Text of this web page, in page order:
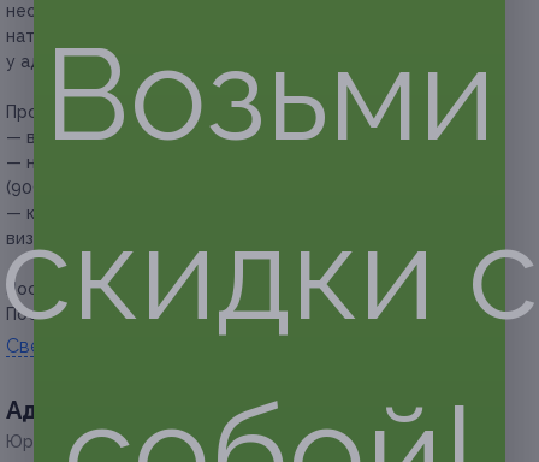
необходимости:
натоптышей и мозолей — по прайсу (необходимо уточнять
у администратора).
Прочие условия:
— в работе используются средства фирм Kodi, CosmoLac;
— необходима предварительная запись по телефону +7
(909) 209-20-90;
— клиент обязан сообщить о переносе или отмене своего
визита не позднее чем за 12 часов.
Посмотретьпрайс
Посмотреть группу «
ВКонтакте ».
Свернуть
Адресa
Юридическая информация о партнёре
Возьми
скидки с